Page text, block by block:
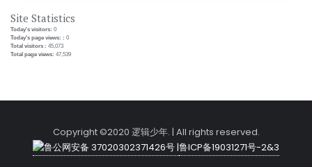
Site Statistics
Today's visitors: 0
Today's page views: : 0
Total visitors : 45,073
Total page views: 47,539
Copyright ©2020 逻辑少年. | All rights reserved.
鲁公网安备 37020302371426号 |鲁ICP备19031271号-2&3